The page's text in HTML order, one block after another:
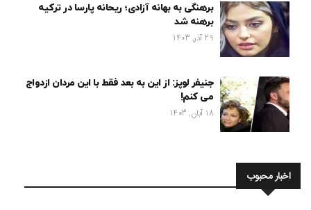
برهنگی به بهانه آزادی؛ ریحانه پارسا در ترکیه
برهنه شد
29 آذر, 1403
جنیفر لوپز: از این به بعد فقط با این مردان ازدواج
می کنم!
18 آبان, 1403
اخبار محبوب